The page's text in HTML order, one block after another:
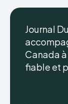
Journal
Canada
fiable et